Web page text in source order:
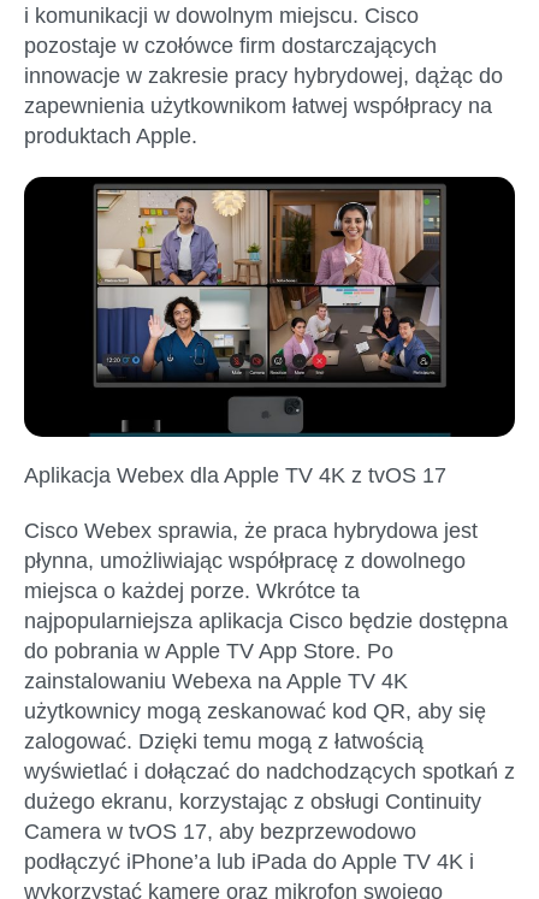
i komunikacji w dowolnym miejscu. Cisco
pozostaje w czołówce firm dostarczających
innowacje w zakresie pracy hybrydowej, dążąc do
zapewnienia użytkownikom łatwej współpracy na
produktach Apple.
Aplikacja Webex dla Apple TV 4K z tvOS 17
Cisco Webex sprawia, że praca hybrydowa jest
płynna, umożliwiając współpracę z dowolnego
miejsca o każdej porze. Wkrótce ta
najpopularniejsza aplikacja Cisco będzie dostępna
do pobrania w Apple TV App Store. Po
zainstalowaniu Webexa na Apple TV 4K
użytkownicy mogą zeskanować kod QR, aby się
zalogować. Dzięki temu mogą z łatwością
wyświetlać i dołączać do nadchodzących spotkań z
dużego ekranu, korzystając z obsługi Continuity
Camera w tvOS 17, aby bezprzewodowo
podłączyć iPhone’a lub iPada do Apple TV 4K i
wykorzystać kamerę oraz mikrofon swojego